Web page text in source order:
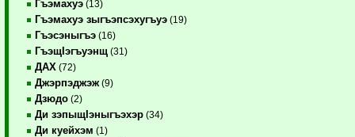
Гъэмахуэ (13)
Гъэмахуэ зыгъэпсэхугъуэ (19)
Гъэсэныгъэ (16)
ГъэщIэгъуэнщ (31)
ДАХ (72)
Джэрпэджэж (9)
Дзюдо (2)
Ди зэпыщIэныгъэхэр (34)
Ди куейхэм (1)